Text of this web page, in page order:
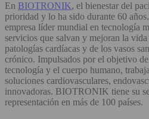
En BIOTRONIK, el bienestar del
prioridad y lo ha sido durante 60
empresa líder mundial en tecnología
servicios que salvan y mejoran la
patologías cardíacas y de los vasos
crónico. Impulsados por el objetivo
tecnología y el cuerpo humano,
soluciones cardiovasculares,
innovadoras. BIOTRONIK tiene su
representación en más de 100 países.